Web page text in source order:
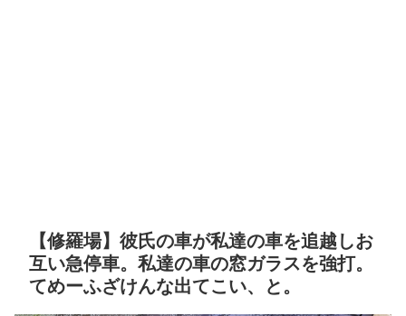
【修羅場】彼氏の車が私達の車を追越しお
互い急停車。私達の車の窓ガラスを強打。
てめーふざけんな出てこい、と。